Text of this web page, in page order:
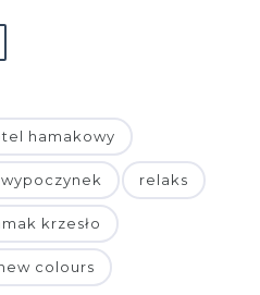
hamakowy
relaks
krzesło
colours